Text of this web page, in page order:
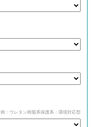
例：ウレタン樹脂系保護系：環境対応型